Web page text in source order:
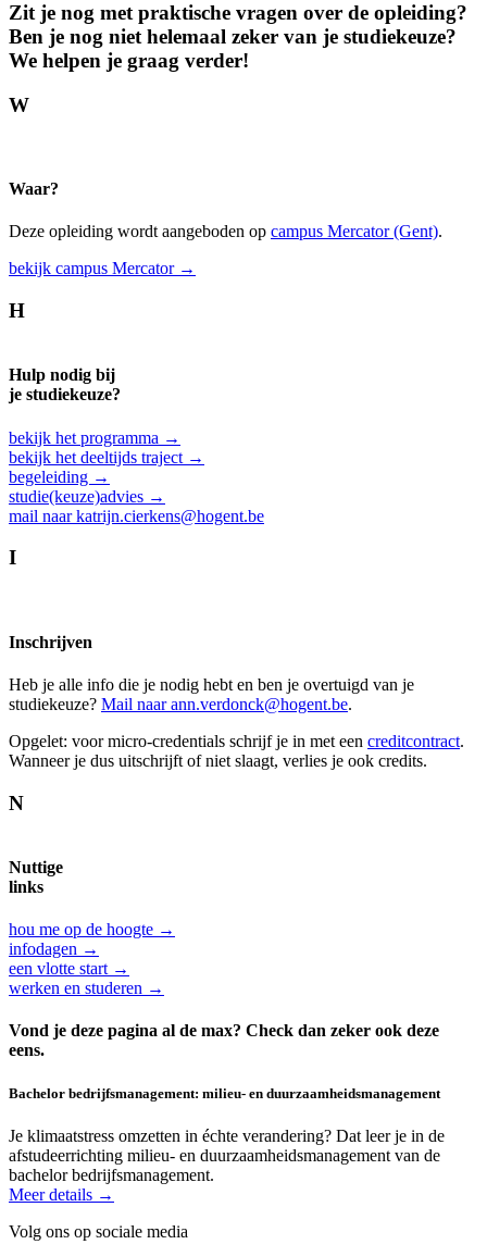
Zit je nog met prak­tische vragen over de opleiding?
Ben je nog niet helemaal zeker van je studie­keuze?
We helpen je graag verder!
W
Waar?
Deze opleiding wordt aangeboden op campus Mercator (Gent).
bekijk campus Mercator →
H
Hulp nodig bij
je studiekeuze?
bekijk het programma →
bekijk het deeltijds traject →
begeleiding →
studie(keuze)advies →
mail naar katrijn.cierkens@hogent.be
I
Inschrijven
Heb je alle info die je nodig hebt en ben je overtuigd van je
studiekeuze? Mail naar ann.verdonck@hogent.be.
Opgelet: voor micro-credentials schrijf je in met een creditcontract.
Wanneer je dus uitschrijft of niet slaagt, verlies je ook credits.
N
Nuttige
links
hou me op de hoogte →
infodagen →
een vlotte start →
werken en studeren →
Vond je deze pagina al de max? Check dan zeker ook deze
eens.
Bachelor bedrijfsmanagement: milieu- en duurzaam­heids­management
Je klimaatstress omzetten in échte verandering? Dat leer je in de
afstudeerrichting milieu- en duurzaamheidsmanagement van de
bachelor bedrijfsmanagement.
Meer details →
Volg ons op sociale media